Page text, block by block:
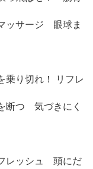
ッサージ 眼球ま
乗り切れ！ リフレ
断つ 気づきにく
レッシュ 頭にだ